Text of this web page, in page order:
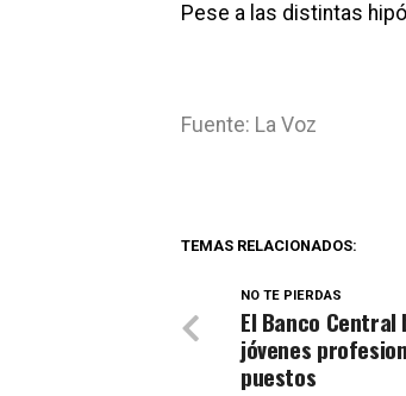
Pese a las distintas
Fuente: La Voz
TEMAS RELACIONADOS:
NO TE PIERDAS
El Banco
jóvenes
puestos